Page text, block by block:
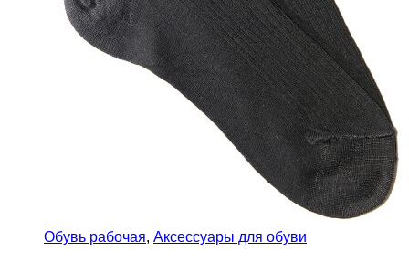
Обувь рабочая, Аксессуары для обуви